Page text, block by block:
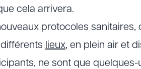
cela arrivera.
protocoles
lieux, en plein air et
ne sont que